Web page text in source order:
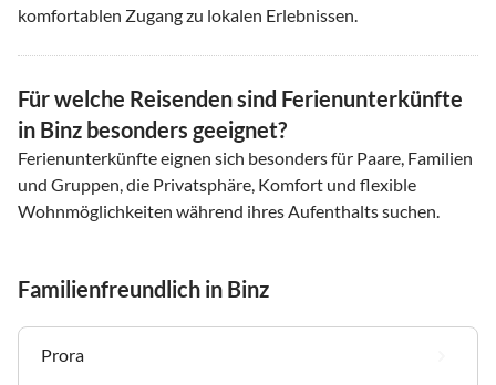
komfortablen Zugang zu lokalen Erlebnissen.
Für welche Reisenden sind Ferienunterkünfte
in Binz besonders geeignet?
Ferienunterkünfte eignen sich besonders für Paare, Familien
und Gruppen, die Privatsphäre, Komfort und flexible
Wohnmöglichkeiten während ihres Aufenthalts suchen.
Familienfreundlich in Binz
Prora